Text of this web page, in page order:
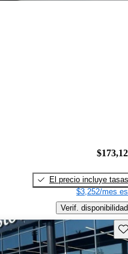
El precio incluye tasas
$3,252/mes
Verif. disponibilidad